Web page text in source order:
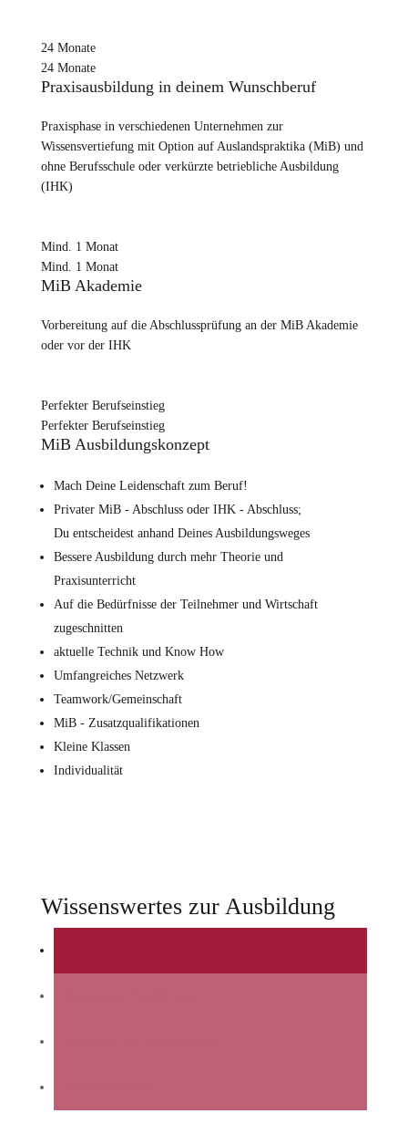
24 Monate
24 Monate
Praxisausbildung in deinem Wunschberuf
Praxisphase in verschiedenen Unternehmen zur
Wissensvertiefung mit Option auf Auslandspraktika (MiB) und
ohne Berufsschule oder verkürzte betriebliche Ausbildung
(IHK)
Mind. 1 Monat
Mind. 1 Monat
MiB Akademie
Vorbereitung auf die Abschlussprüfung an der MiB Akademie
oder vor der IHK
Perfekter Berufseinstieg
Perfekter Berufseinstieg
MiB Ausbildungskonzept
Mach Deine Leidenschaft zum Beruf!
Privater MiB - Abschluss oder IHK - Abschluss;
Du entscheidest anhand Deines Ausbildungsweges
Bessere Ausbildung durch mehr Theorie und
Praxisunterricht
Auf die Bedürfnisse der Teilnehmer und Wirtschaft
zugeschnitten
aktuelle Technik und Know How
Umfangreiches Netzwerk
Teamwork/Gemeinschaft
MiB - Zusatzqualifikationen
Kleine Klassen
Individualität
Wissenswertes zur Ausbildung